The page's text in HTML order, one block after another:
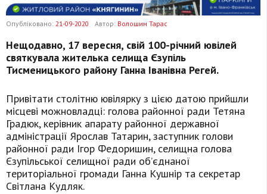
Опубліковано: 21-09-2020 Автор: Волошин Тарас
Нещодавно, 17 вересня, свій 100-річний ювілей
святкувала жителька селища Єзупіль
Тисменицького району Ганна Іванівна Регей.
Привітати столітню ювілярку з цією датою прийшли
місцеві можновладці: голова районної ради Тетяна
Градюк, керівник апарату районної державної
адміністрації Ярослав Татарин, заступник голови
районної ради Ігор Федоришин, селищна голова
Єзупільської селищної ради об’єднаної
територіальної громади Ганна Кушнір та секретар
Світлана Кудляк.